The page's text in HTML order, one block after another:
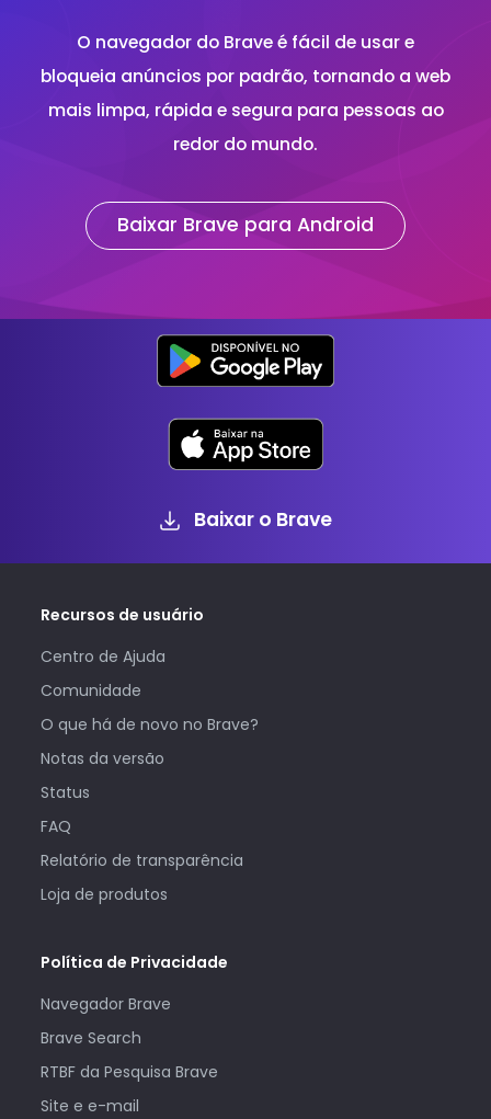
O navegador do Brave é fácil de usar e
bloqueia anúncios por padrão, tornando a web
mais limpa, rápida e segura para pessoas ao
redor do mundo.
Baixar Brave para Android
Baixar o Brave
Recursos de usuário
Centro de Ajuda
Comunidade
O que há de novo no Brave?
Notas da versão
Status
FAQ
Relatório de transparência
Loja de produtos
Política de Privacidade
Navegador Brave
Brave Search
RTBF da Pesquisa Brave
Site e e-mail